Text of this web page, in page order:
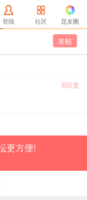
登陆 社区 昆友圈
发帖
8回复
更方便!